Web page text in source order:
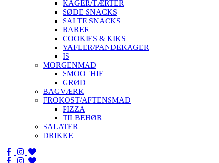
KAGER/TÆRTER
SØDE SNACKS
SALTE SNACKS
BARER
COOKIES & KIKS
VAFLER/PANDEKAGER
IS
MORGENMAD
SMOOTHIE
GRØD
BAGVÆRK
FROKOST/AFTENSMAD
PIZZA
TILBEHØR
SALATER
DRIKKE